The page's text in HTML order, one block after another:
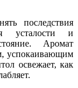
последствия
усталости и
Аромат
успокаивающим
освежает, как